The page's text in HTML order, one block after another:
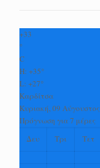
+33
°
C
H: +35°
L: +27°
Καρδίτσα
Κυριακή, 09 Αύγουστος
Πρόγνωση για 7 μέρες
Δευ
Τρι Τετ